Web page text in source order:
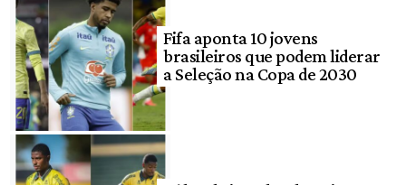
Fifa aponta 10 jovens
brasileiros que podem liderar
a Seleção na Copa de 2030